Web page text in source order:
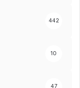
442
10
47